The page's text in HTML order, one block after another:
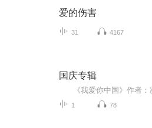
爱的伤害
31 4167
国庆专辑
1 78